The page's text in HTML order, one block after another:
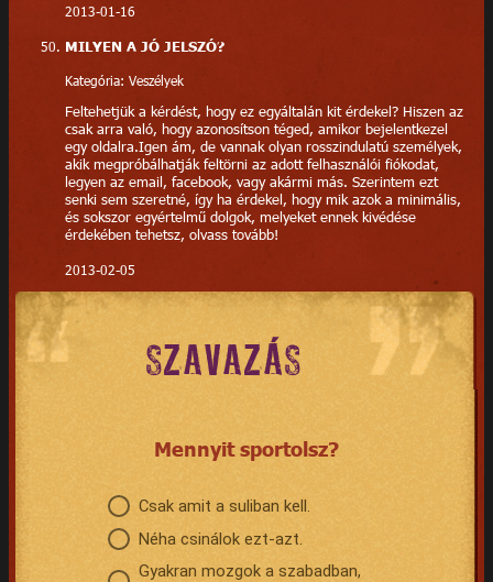
2013-01-16
MILYEN A JÓ JELSZÓ?
Kategória: Veszélyek
Feltehetjük a kérdést, hogy ez egyáltalán kit érdekel? Hiszen az
csak arra való, hogy azonosítson téged, amikor bejelentkezel
egy oldalra.Igen ám, de vannak olyan rosszindulatú személyek,
akik megpróbálhatják feltörni az adott felhasználói fiókodat,
legyen az email, facebook, vagy akármi más. Szerintem ezt
senki sem szeretné, így ha érdekel, hogy mik azok a minimális,
és sokszor egyértelmű dolgok, melyeket ennek kivédése
érdekében tehetsz, olvass tovább!
2013-02-05
SZAVAZÁS
Mennyit sportolsz?
Csak amit a suliban kell.
Néha csinálok ezt-azt.
Gyakran mozgok a szabadban,